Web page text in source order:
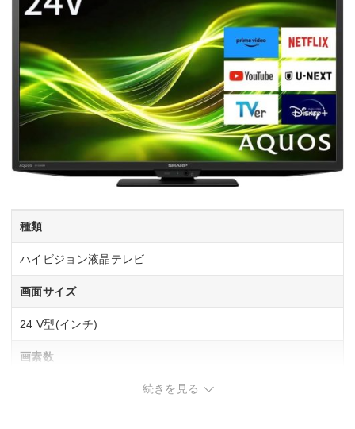
種類
ハイビジョン液晶テレビ
画面サイズ
24 V型(インチ)
画素数
続きを見る